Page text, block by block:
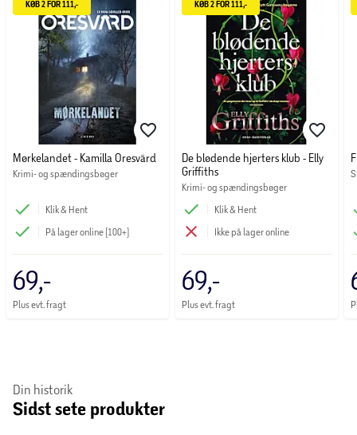
KØB 2 FOR 111,-
Mørkelandet - Kamilla Oresvärd
Krimi- og spændingsbøger
Klik & Hent
På lager online (100+)
69,-
Plus evt. fragt
KØB 2 FOR 111,-
De blødende hjerters klub - Elly
Griffiths
Krimi- og spændingsbøger
Klik & Hent
Ikke på lager online
69,-
Plus evt. fragt
Din historik
Sidst sete produkter